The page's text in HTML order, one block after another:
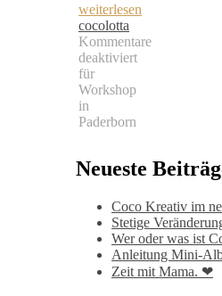
weiterlesen
cocolotta
Kommentare
deaktiviert
für
Workshop
in
Paderborn
Neueste
Coco Kreativ im
Stetige
Wer oder was ist
Anleitung Mini-
Zeit mit Mama. ❤